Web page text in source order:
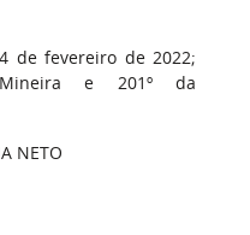
de fevereiro de 2022;
e 201º da
NETO